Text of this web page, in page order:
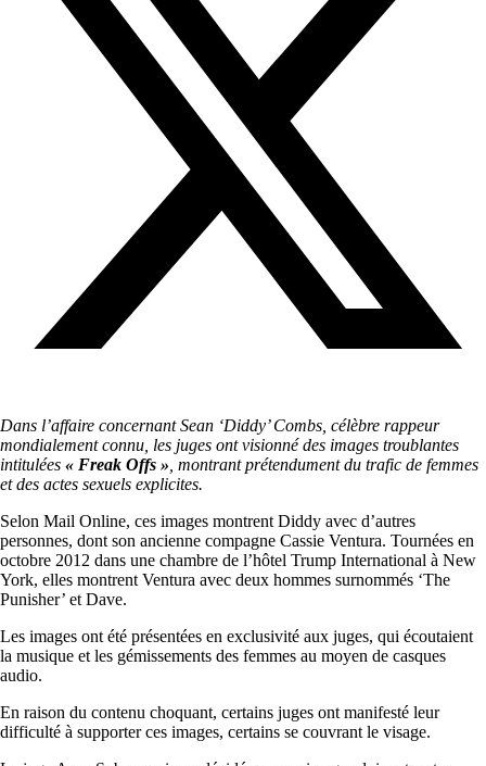
Dans l’affaire concernant Sean ‘Diddy’ Combs, célèbre rappeur
mondialement connu, les juges ont visionné des images troublantes
intitulées « Freak Offs » , montrant prétendument du trafic de femmes
et des actes sexuels explicites.
Selon Mail Online, ces images montrent Diddy avec d’autres
personnes, dont son ancienne compagne Cassie Ventura. Tournées en
octobre 2012 dans une chambre de l’hôtel Trump International à New
York, elles montrent Ventura avec deux hommes surnommés ‘The
Punisher’ et Dave.
Les images ont été présentées en exclusivité aux juges, qui écoutaient
la musique et les gémissements des femmes au moyen de casques
audio.
En raison du contenu choquant, certains juges ont manifesté leur
difficulté à supporter ces images, certains se couvrant le visage.